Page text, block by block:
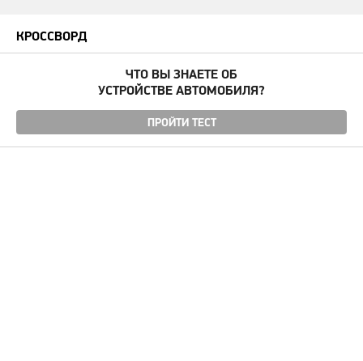
КРОССВОРД
ЧТО ВЫ ЗНАЕТЕ ОБ
УСТРОЙСТВЕ АВТОМОБИЛЯ?
ПРОЙТИ ТЕСТ